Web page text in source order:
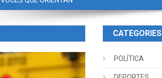
CATEGORIES
POLÍTICA